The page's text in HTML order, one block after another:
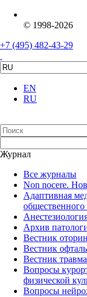
© 1998-2026
+7 (495) 482-43-29
EN
RU
Журнал
Все журналы
Non nocere.
Адаптивная
общественного
Архив
Вестник
Вестник
Вестник
Вопросы
физической
Вопросы